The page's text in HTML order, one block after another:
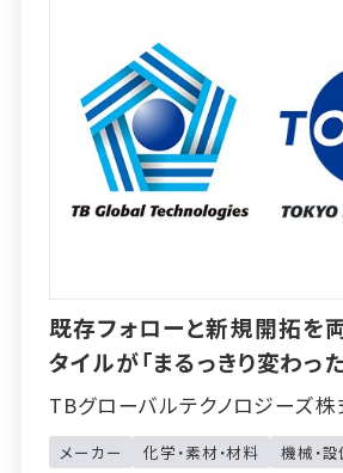
既存フォローと新規開拓を
タイルが「まるっきり変わった
TBグローバルテクノロジーズ
メーカー 化学・素材・材料
機械・設